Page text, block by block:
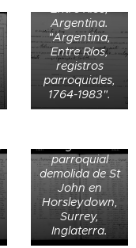
Entre Ríos,
Argentina.
"Argentina,
Entre Ríos,
registros
parroquiales,
1764-1983".
Bautismo de
Harriett
Jackson el 09
parroquial
demolida de St
John en
Horsleydown,
Surrey,
Inglaterra.
Bautismo de
Alice Howlett
el 23 de julio
de 1848 en la
iglesia
anglicana de